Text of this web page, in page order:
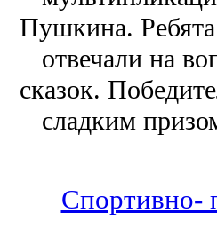
Пушкина.
отвечали на
сказок.
сладким
Спортивно-